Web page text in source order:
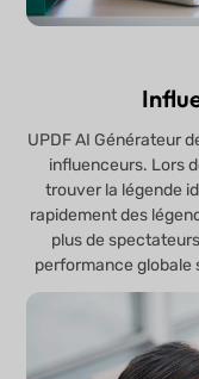
UPDF AI Générateur
influenceurs. Lors
trouver la légende
rapidement des
plus de
performance globale